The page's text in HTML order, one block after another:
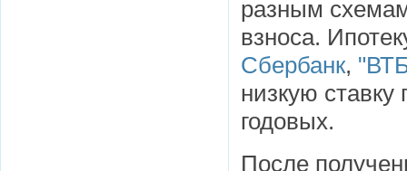
разным
взноса.
Сбербанк,
низкую ставку
годовых.
После